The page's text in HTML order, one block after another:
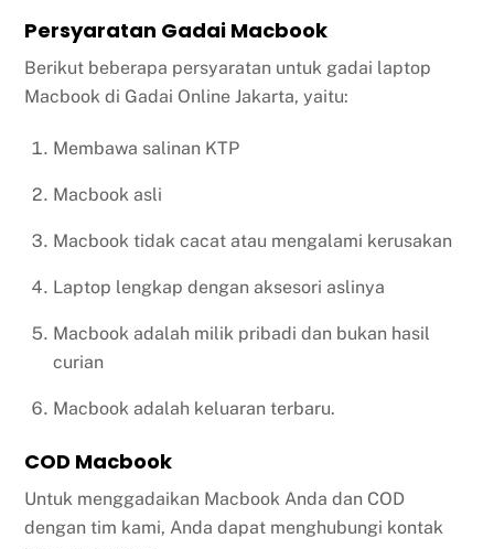
Persyaratan Gadai Macbook
Berikut beberapa persyaratan untuk gadai laptop
Macbook di Gadai Online Jakarta, yaitu:
Membawa salinan KTP
Macbook asli
Macbook tidak cacat atau mengalami kerusakan
Laptop lengkap dengan aksesori aslinya
Macbook adalah milik pribadi dan bukan hasil
curian
Macbook adalah keluaran terbaru.
COD Macbook
Untuk menggadaikan Macbook Anda dan COD
dengan tim kami, Anda dapat menghubungi kontak